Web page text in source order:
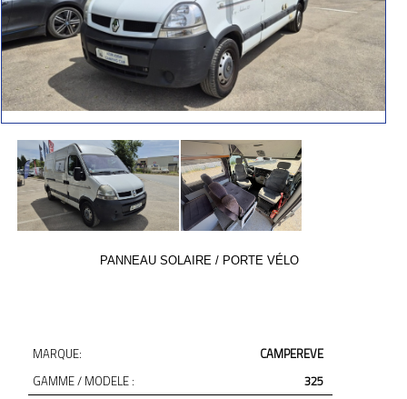
PANNEAU SOLAIRE / PORTE VÉLO
MARQUE:
CAMPEREVE
GAMME / MODELE :
325